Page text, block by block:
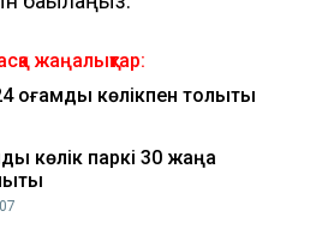
жаңалықтар:
қоғамдық көлікпен толықты
көлік паркі 30 жаңа